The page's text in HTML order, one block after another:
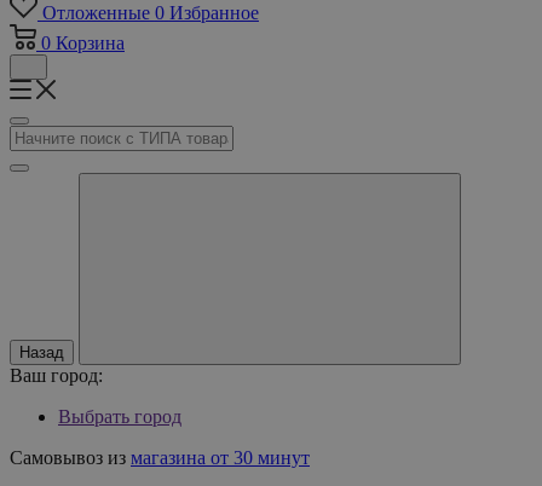
Отложенные 0 Избранное
0 Корзина
Назад
Ваш город:
Выбрать город
Самовывоз из магазина от 30 минут